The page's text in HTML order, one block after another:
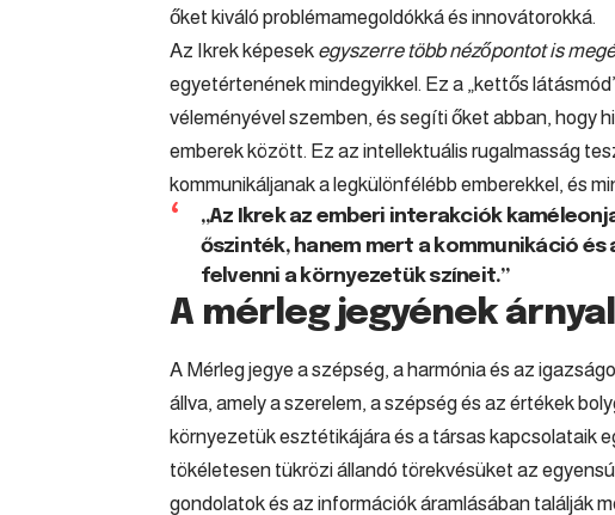
őket kiváló problémamegoldókká és innovátorokká.
Az Ikrek képesek egyszerre több nézőpontot is
egyetértenének mindegyikkel. Ez a „kettős
véleményével szemben, és segíti őket abban, hogy
emberek között. Ez az intellektuális rugalmasság
kommunikáljanak a legkülönfélébb emberekkel, és
„Az Ikrek az emberi interakciók
őszinték, hanem mert a kommunikáció
felvenni a környezetük színeit.”
A mérleg jegyének
A Mérleg jegye a szépség, a harmónia és az
állva, amely a szerelem, a szépség és az értékek
környezetük esztétikájára és a társas kapcsolataik
tökéletesen tükrözi állandó törekvésüket az
gondolatok és az információk áramlásában találják